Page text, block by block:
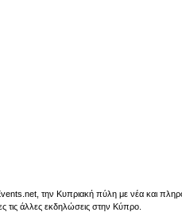
την Κυπριακή πύλη με νέα και
τις άλλες εκδηλώσεις στην Κύπρο.